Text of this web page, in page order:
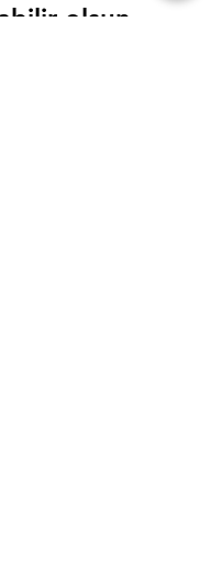
olsun.